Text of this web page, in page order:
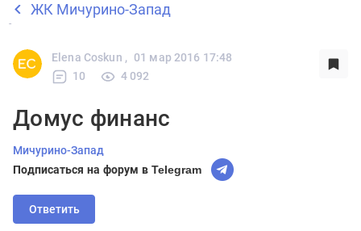
ЖК Мичурино-Запад
Elena Coskun ,
01 мар 2016 17:48
10
4 092
Домус финанс
Мичурино-Запад
Подписаться на форум в Telegram
Ответить